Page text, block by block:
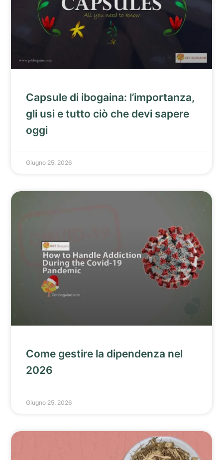
Capsule di ibogaina: l’importanza,
gli usi e tutto ciò che devi sapere
oggi
Giugno 25, 2026
Come gestire la dipendenza nel
2026
Giugno 25, 2026